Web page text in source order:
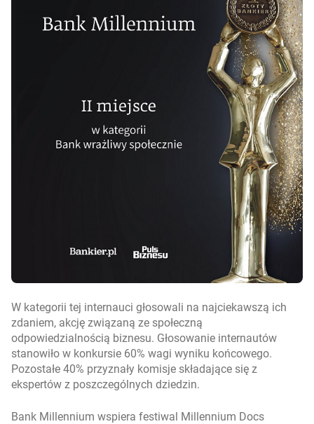
W kategorii tej internauci głosowali na najciekawszą ich
zdaniem, akcję związaną ze społeczną
odpowiedzialnością biznesu. Głosowanie internautów
stanowiło w konkursie 60% wagi wyniku końcowego.
Pozostałe 40% przyznały komisje składające się z
ekspertów z poszczególnych dziedzin.
Bank Millennium wspiera festiwal Millennium Docs